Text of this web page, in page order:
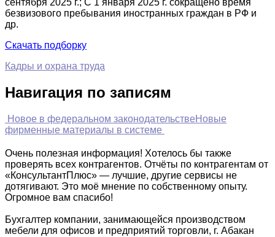
безвизового пребывания иностранных граждан в РФ и
др.
Скачать подборку
Кадры и охрана труда
Навигация по записям
Новое в федеральном законодательствеНовые
фирменные материалы в системе
Очень полезная информация! Хотелось бы также
проверять всех контрагентов. Отчёты по контрагентам от
«КонсультантПлюс» — лучшие, другие сервисы не
дотягивают. Это моё мнение по собственному опыту.
Огромное вам спасибо!
Бухгалтер компании, занимающейся производством
мебели для офисов и предприятий торговли, г. Абакан